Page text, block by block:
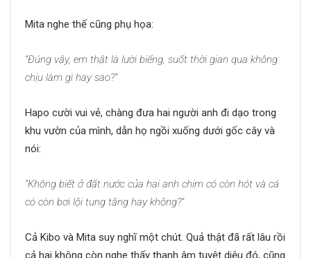
Mita nghe thế cũng phụ họa:
“Đúng vậy, em thật là lười biếng, suốt thời gian qua không
chịu làm gì hay sao?”
Hapo cười vui vẻ, chàng đưa hai người anh đi dạo trong
khu vườn của mình, dẫn họ ngồi xuống dưới gốc cây và
nói:
“Không biết ở đất nước của hai anh chim có còn hót và cá
có còn bơi lội tung tăng hay không?”
Cả Kibo và Mita suy nghĩ một chút. Quả thật đã rất lâu rồi
cả hai không còn nghe thấy thanh âm tuyệt diệu đó, cũng